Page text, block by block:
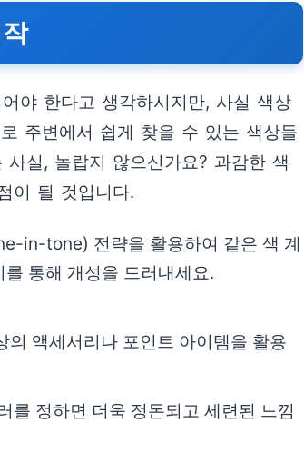
야 한다고 생각하시지만, 사실 색상
주변에서 쉽게 찾을 수 있는 색상들
실, 놀랍지 않으신가요? 과감한 색
이 될 것입니다.
in-tone) 전략을 활용하여 같은 색 계
통해 개성을 드러내세요.
액세서리나 포인트 아이템을 활용
를 정하면 더욱 정돈되고 세련된 느낌